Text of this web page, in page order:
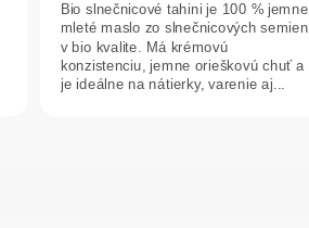
Bio slnečnicové tahini je 100 % jemne
mleté maslo zo slnečnicových semien
v bio kvalite. Má krémovú
konzistenciu, jemne orieškovú chuť a
je ideálne na nátierky, varenie aj...